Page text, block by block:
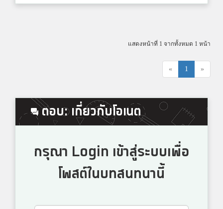
แสดงหน้าที่ 1 จากทั้งหมด 1 หน้า
« 1 »
ตอบ: เกี่ยวกับโอเนต
กรุณา Login เข้าสู่ระบบเพื่อ
โพสต์ในบทสนทนานี้